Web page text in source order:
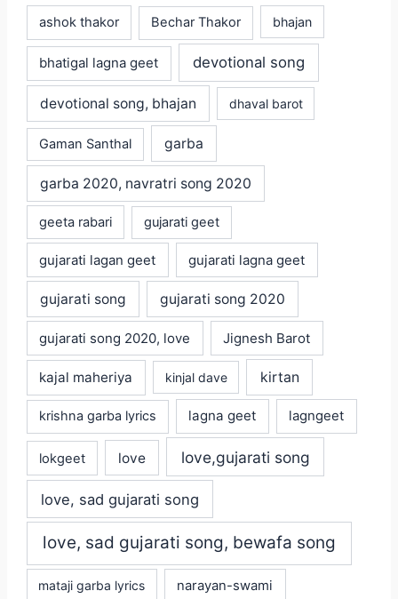
ashok thakor Bechar Thakor bhajan
bhatigal lagna geet devotional song
devotional song, bhajan dhaval barot
Gaman Santhal garba
garba 2020, navratri song 2020
geeta rabari gujarati geet
gujarati lagan geet gujarati lagna geet
gujarati song gujarati song 2020
gujarati song 2020, love Jignesh Barot
kajal maheriya kinjal dave kirtan
krishna garba lyrics lagna geet lagngeet
lokgeet love love,gujarati song
love, sad gujarati song
love, sad gujarati song, bewafa song
mataji garba lyrics narayan-swami